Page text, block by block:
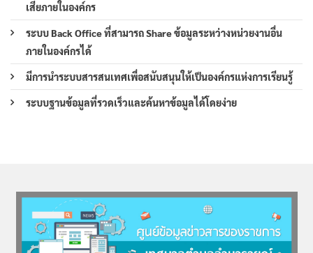
เสียภายในองค์กร
ระบบ Back Office ที่สามารถ Share ข้อมูลระหว่างหน่วยงานอื่น
ภายในองค์กรได้
มีการนำระบบสารสนเทศเพื่อสนับสนุนให้เป็นองค์กรแห่งการเรียนรู้
ระบบฐานข้อมูลที่รวดเร็วและค้นหาข้อมูลได้โดยง่าย